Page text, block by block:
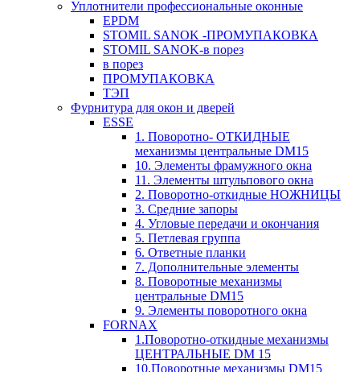
Уплотнители профессиональные оконные
EPDM
STOMIL SANOK -ПРОМУПАКОВКА
STOMIL SANOK-в порез
в порез
ПРОМУПАКОВКА
ТЭП
Фурнитура для окон и дверей
ESSE
1. Поворотно- ОТКИДНЫЕ
механизмы центральные DM15
10. Элементы фрамужного окна
11. Элементы штульпового окна
2. Поворотно-откидные НОЖНИЦЫ
3. Средние запоры
4. Угловые передачи и окончания
5. Петлевая группа
6. Ответные планки
7. Дополнительные элементы
8. Поворотные механизмы
центральные DM15
9. Элементы поворотного окна
FORNAX
1.Поворотно-откидные механизмы
ЦЕНТРАЛЬНЫЕ DM 15
10.Поворотные механизмы DM15